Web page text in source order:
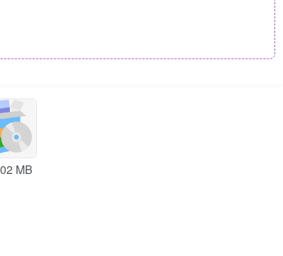
MB